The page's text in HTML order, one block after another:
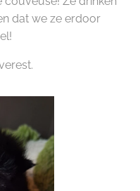
dat we ze erdoor